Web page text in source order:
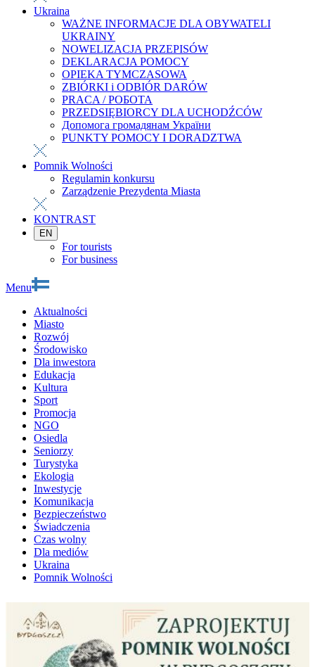
Ukraina
WAŻNE INFORMACJE DLA OBYWATELI
UKRAINY
NOWELIZACJA PRZEPISÓW
DEKLARACJA POMOCY
OPIEKA TYMCZASOWA
ZBIÓRKI i ODBIÓR DARÓW
PRACA / РОБОТА
PRZEDSIĘBIORCY DLA UCHODŹCÓW
Допомога громадянам України
PUNKTY POMOCY I DORADZTWA
Pomnik Wolności
Regulamin konkursu
Zarządzenie Prezydenta Miasta
KONTRAST
EN
For tourists
For business
Menu
Aktualności
Miasto
Rozwój
Środowisko
Dla inwestora
Edukacja
Kultura
Sport
Promocja
NGO
Osiedla
Seniorzy
Turystyka
Ekologia
Inwestycje
Komunikacja
Bezpieczeństwo
Świadczenia
Czas wolny
Dla mediów
Ukraina
Pomnik Wolności